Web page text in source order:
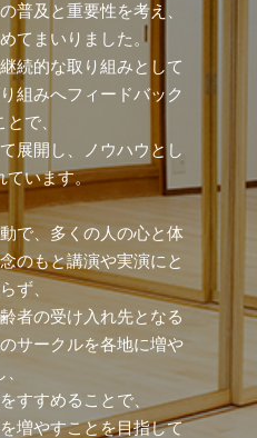
普及と重要性を考え、
てまいりました。
続的な取り組みとして
組みへフィードバック
で、
展開し、ノウハウとし
ています。
で、多くの人の心と体
のもと講演や実演にと
ず、
者の受け入れ先となる
サークルを各地に増や
、
すすめることで、
増やすことを目指して